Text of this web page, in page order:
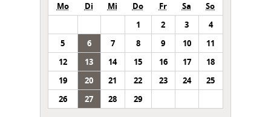
Mo Di Mi Do Fr Sa
So
1
2 3
4
5
6 7 8 9 10
11
12
13 14 15 16 17
18
19
20 21 22 23 24
25
26
27 28 29